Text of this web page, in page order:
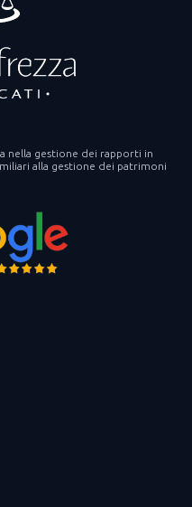
nella gestione dei rapporti in
alla gestione dei patrimoni